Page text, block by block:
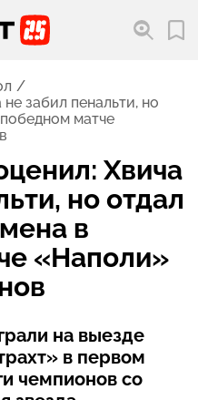
забил пенальти, но
матче
Хвича
но отдал
в
«Наполи»
на выезде
в первом
чемпионов со